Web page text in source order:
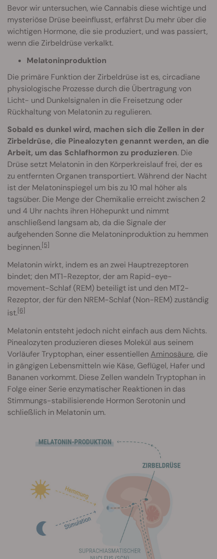
Bevor wir untersuchen, wie Cannabis diese wichtige und
mysteriöse Drüse beeinflusst, erfährst Du mehr über die
wichtigen Hormone, die sie produziert, und was passiert,
wenn die Zirbeldrüse verkalkt.
Melatoninproduktion
Die primäre Funktion der Zirbeldrüse ist es, circadiane
physiologische Prozesse durch die Übertragung von
Licht- und Dunkelsignalen in die Freisetzung oder
Rückhaltung von Melatonin zu regulieren.
Sobald es dunkel wird, machen sich die Zellen in der
Zirbeldrüse, die Pinealozyten genannt werden, an die
Arbeit, um das Schlafhormon zu produzieren. Die
Drüse setzt Melatonin in den Körperkreislauf frei, der es
zu entfernten Organen transportiert. Während der Nacht
ist der Melatoninspiegel um bis zu 10 mal höher als
tagsüber. Die Menge der Chemikalie erreicht zwischen 2
und 4 Uhr nachts ihren Höhepunkt und nimmt
anschließend langsam ab, da die Signale der
aufgehenden Sonne die Melatoninproduktion zu hemmen
beginnen.[5]
Melatonin wirkt, indem es an zwei Hauptrezeptoren
bindet; den MT1-Rezeptor, der am Rapid-eye-
movement-Schlaf (REM) beteiligt ist und den MT2-
Rezeptor, der für den NREM-Schlaf (Non-REM) zuständig
ist.[6]
Melatonin entsteht jedoch nicht einfach aus dem Nichts.
Pinealozyten produzieren dieses Molekül aus seinem
Vorläufer Tryptophan, einer essentiellen Aminosäure, die
in gängigen Lebensmitteln wie Käse, Geflügel, Hafer und
Bananen vorkommt. Diese Zellen wandeln Tryptophan in
Folge einer Serie enzymatischer Reaktionen in das
Stimmungs-stabilisierende Hormon Serotonin und
schließlich in Melatonin um.